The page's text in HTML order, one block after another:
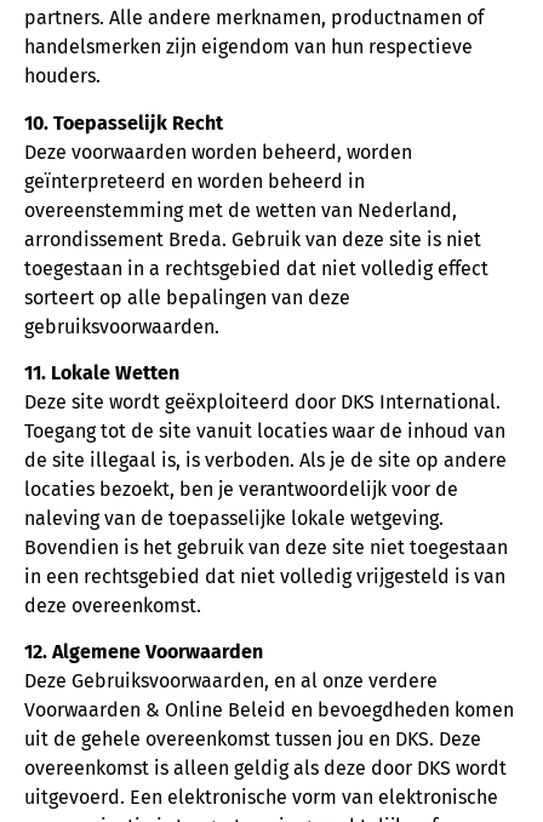
partners. Alle andere merknamen, productnamen of
handelsmerken zijn eigendom van hun respectieve
houders.
10. Toepasselijk Recht
Deze voorwaarden worden beheerd, worden
geïnterpreteerd en worden beheerd in
overeenstemming met de wetten van Nederland,
arrondissement Breda. Gebruik van deze site is niet
toegestaan ​​in a rechtsgebied dat niet volledig effect
sorteert op alle bepalingen van deze
gebruiksvoorwaarden.
11. Lokale Wetten
Deze site wordt geëxploiteerd door DKS International.
Toegang tot de site vanuit locaties waar de inhoud van
de site illegaal is, is verboden. Als je de site op andere
locaties bezoekt, ben je verantwoordelijk voor de
naleving van de toepasselijke lokale wetgeving.
Bovendien is het gebruik van deze site niet toegestaan ​​
in een rechtsgebied dat niet volledig vrijgesteld is van
deze overeenkomst.
12. Algemene Voorwaarden
Deze Gebruiksvoorwaarden, en al onze verdere
Voorwaarden & Online Beleid en bevoegdheden komen
uit de gehele overeenkomst tussen jou en DKS. Deze
overeenkomst is alleen geldig als deze door DKS wordt
uitgevoerd. Een elektronische vorm van elektronische